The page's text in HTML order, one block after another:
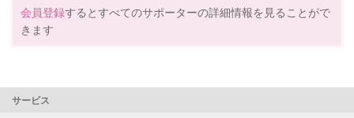
会員登録するとすべてのサポーターの詳細情報を見ることがで
きます
サービス